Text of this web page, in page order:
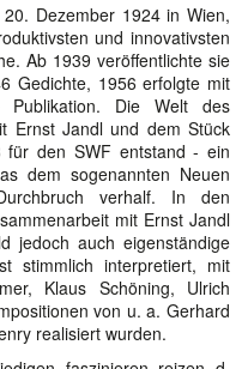
Dezember 1924 in Wien,
und innovativsten
Ab 1939 veröffentlichte sie
Gedichte, 1956 erfolgte mit
Publikation. Die Welt des
Ernst Jandl und dem Stück
für den SWF entstand - ein
dem sogenannten Neuen
verhalf. In den
mit Ernst Jandl
jedoch auch eigenständige
stimmlich interpretiert, mit
Klaus Schöning, Ulrich
von u. a. Gerhard
realisiert wurden.